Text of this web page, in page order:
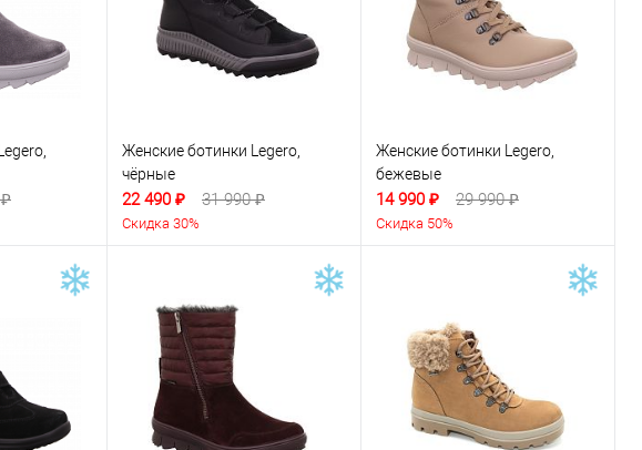
Женские ботинки Legero,
чёрные
22 490 ₽ 31 990 ₽
Скидка 30%
Женские ботинки Legero,
бежевые
14 990 ₽ 29 990 ₽
Скидка 50%